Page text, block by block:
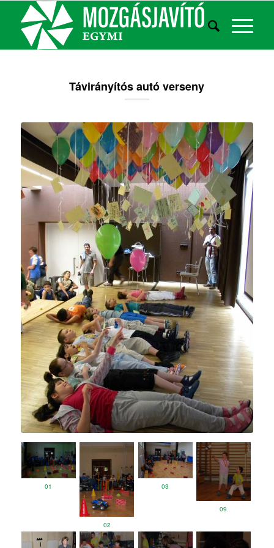
Távirányítós autó verseny
01
02
03
09